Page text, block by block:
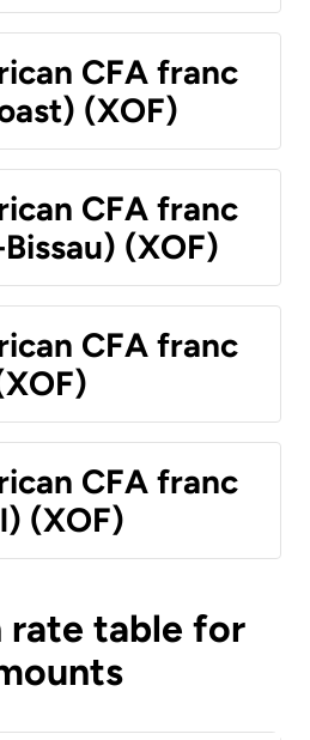
CFA franc
(XOF)
CFA franc
(XOF)
CFA franc
CFA franc
(XOF)
rate table for